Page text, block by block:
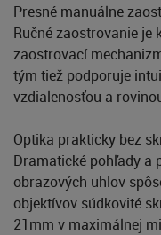
Presné manuálne
Ručné zaostrovanie je
zaostrovací
tým tiež podporuje
vzdialenosťou a
Optika prakticky bez
Dramatické pohľady a
obrazových uhlov
objektívov súdkovité
21mm v maximálnej